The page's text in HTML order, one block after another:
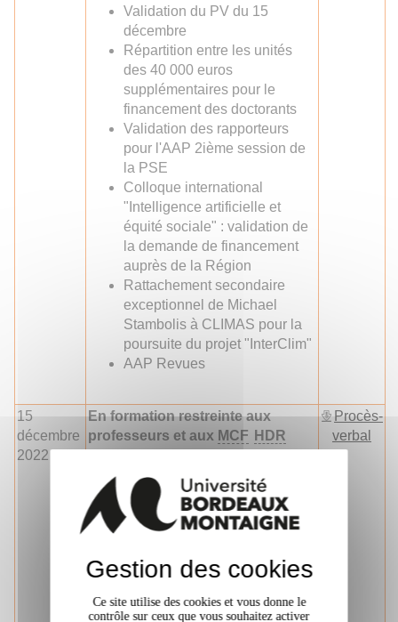
Validation du PV du 15
décembre
Répartition entre les unités
des 40 000 euros
supplémentaires pour le
financement des doctorants
Validation des rapporteurs
pour l'AAP 2ième session de
la PSE
Colloque international
"Intelligence artificielle et
équité sociale" : validation de
la demande de financement
auprès de la Région
Rattachement secondaire
exceptionnel de Michael
Stambolis à CLIMAS pour la
poursuite du projet "InterClim"
AAP Revues
15
décembre
2022
En formation restreinte aux
professeurs et aux MCF HDR
En formation plénière, élargie à la
CDUR
Validation du PV du 17
Demandes de rattachement à
D2iA :
Bilan sur lesGISqui arrivent à
Procès-
verbal
Gestion des cookies
Ce site utilise des cookies et vous donne le
contrôle sur ceux que vous souhaitez activer